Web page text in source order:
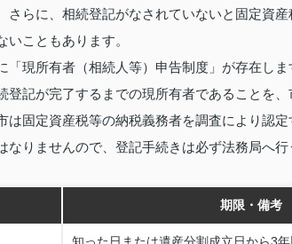
らに、相続登記がなされていないと固定資
こともあります。
現所有者（相続人等）申告制度」が存在し
記が完了するまでの現所有者であることを
固定資産税等の納税義務者を調査により認
りませんので、登記手続きは必ず法務局へ行
期限・備考